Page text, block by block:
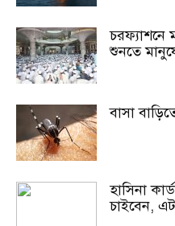
চরফ্যাশনে
শুনতে
বাসা
হাসিনা
চাইবেন,